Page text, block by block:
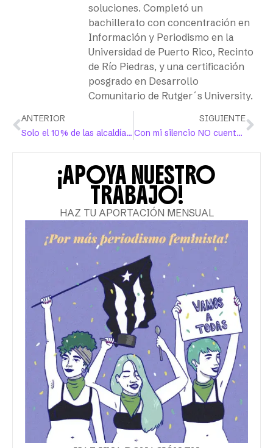
soluciones. Completó un
bachillerato con concentración en
Información y Periodismo en la
Universidad de Puerto Rico, Recinto
de Río Piedras, y una certificación
posgrado en Desarrollo
Comunitario de Rutger´s University.
ANTERIOR
Solo el 10% de las alcaldías dominicanas serán dirigidas por mujeres
SIGUIENTE
Con mi silencio NO cuentan
¡APOYA NUESTRO
TRABAJO!
HAZ TU APORTACIÓN MENSUAL